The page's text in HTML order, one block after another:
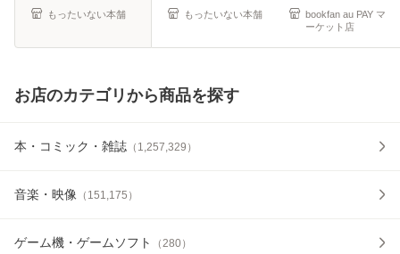
もったいない本舗 もったいない本舗
bookfan au PAY マ
ーケット店
お店のカテゴリから商品を探す
本・コミック・雑誌 （ 1,257,329 ）
音楽・映像 （ 151,175 ）
ゲーム機・ゲームソフト （280）